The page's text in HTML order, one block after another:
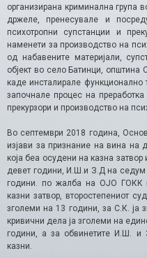
организирана криминална група
држеле, пренесувале и
психотропни супстанции и
наменети за производство на
од набавените материјали,
објект во село Батинци, општина
каде инсталирале функционално
започнале процес на
прекурзори и производство на
Во септември 2018 година,
изјави за признание на вина на
која беа осудени на казна
девет години, И.Ш.и З.Д на
години. по жалба на ОЈО ГОКК
казни затвор, второстепениот
зголеми на 13 години, за С.К. ја
кривични дела ја зголеми на
години, а за обвинетите И.Ш. и
казни.